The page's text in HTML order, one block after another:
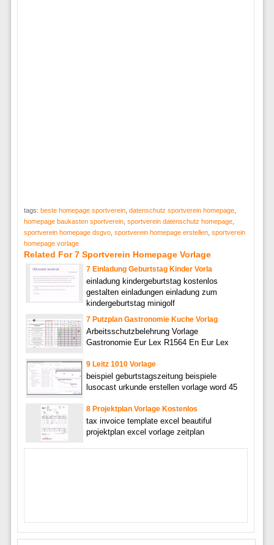
tags: beste homepage sportverein, datenschutz sportverein homepage,
homepage baukasten sportverein, sportverein datenschutz homepage,
sportverein homepage dsgvo, sportverein homepage erstellen, sportverein
homepage vorlage
Related For 7 Sportverein Homepage Vorlage
7 Einladung Geburtstag Kinder Vorla
einladung kindergeburtstag kostenlos
gestalten einladungen einladung zum
kindergeburtstag minigolf
7 Putzplan Gastronomie Kuche Vorlag
Arbeitsschutzbelehrung Vorlage
Gastronomie Eur Lex R1564 En Eur Lex
9 Leitz 1010 Vorlage
beispiel geburtstagszeitung beispiele
lusocast urkunde erstellen vorlage word 45
8 Projektplan Vorlage Kostenlos
tax invoice template excel beautiful
projektplan excel vorlage zeitplan